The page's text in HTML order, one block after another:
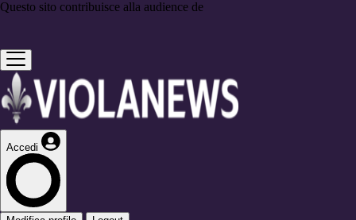
Questo sito contribuisce alla audience de
Accedi